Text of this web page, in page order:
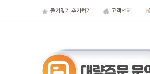
즐겨찾기 추가하기 고객센터